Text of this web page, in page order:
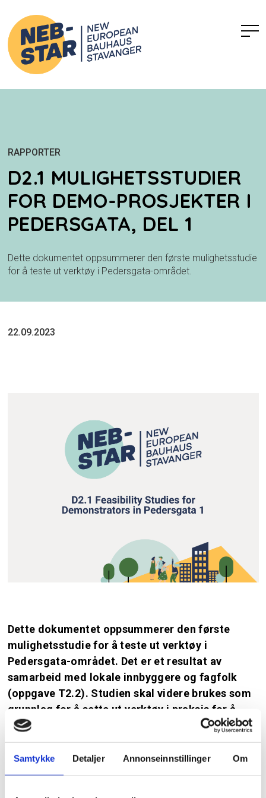
Samtykke Detaljer Annonseinnstillinger Om
RAPPORTER
D2.1 MULIGHETSSTUDIER
FOR DEMO-PROSJEKTER I
PEDERSGATA, DEL 1
Dette dokumentet oppsummerer den første mulighetsstudie
for å teste ut verktøy i Pedersgata-området.
22.09.2023
Dette dokumentet oppsummerer den første
mulighetsstudie for å teste ut verktøy i
Pedersgata-området. Det er et resultat av
samarbeid med lokale innbyggere og fagfolk
(oppgave T2.2). Studien skal videre brukes som
grunnlag for å sette ut verktøy i praksis for å
skape langsiktige og inkluderende
byforandringer (oppgave T2.1).